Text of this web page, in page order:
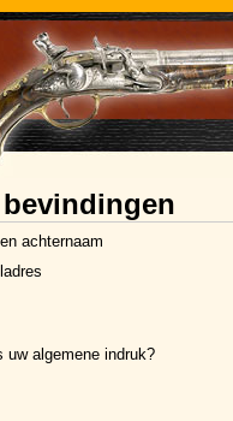
bevindingen
achternaam
uw algemene indruk?